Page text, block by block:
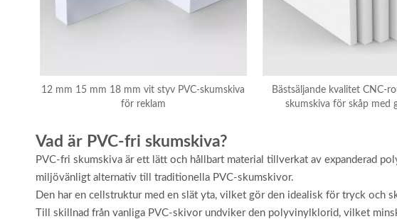
12 mm 15 mm 18 mm vit styv PVC-skumskiva
för reklam
Bästsäljande kvalitet CNC-
skumskiva för skåp med
Vad är PVC-fri skumskiva?
PVC-fri skumskiva är ett lätt och hållbart material tillverkat av expanderad
miljövänligt alternativ till traditionella PVC-skumskivor.
Den har en cellstruktur med en slät yta, vilket gör den idealisk för tryck och
Till skillnad från vanliga PVC-skivor undviker den polyvinylklorid, vilket